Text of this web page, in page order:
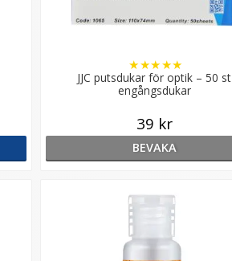
JJC putsdukar för optik – 50 st
engångsdukar
★★★★★
39 kr
BEVAKA